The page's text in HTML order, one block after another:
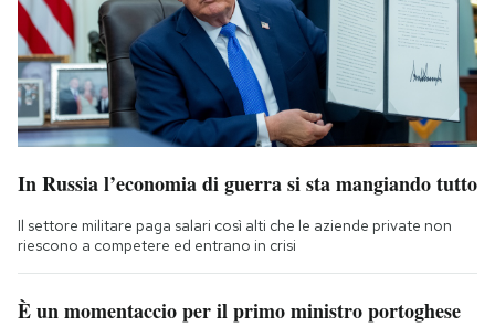
In Russia l’economia di guerra si sta mangiando tutto
Il settore militare paga salari così alti che le aziende private non
riescono a competere ed entrano in crisi
È un momentaccio per il primo ministro portoghese